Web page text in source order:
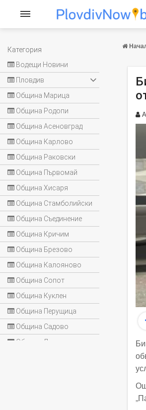
Категория
Водещи Новини
Пловдив
Община Марица
Община Родопи
Община Асеновград
Община Карлово
Община Раковски
Община Първомай
Община Хисаря
Община Стамболийски
Община Съединение
Община Кричим
Община Брезово
Община Калояново
Община Сопот
Община Куклен
Община Перущица
Община Садово
Община Лъки